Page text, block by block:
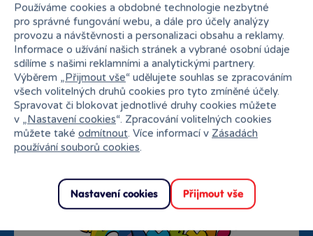
Doprava zdarma od
1500 Kč
Rezervace na prodejně
zdarma
Používáme cookies a obdobné technologie nezbytné
pro správné fungování webu, a dále pro účely analýzy
provozu a návštěvnosti a personalizaci obsahu a reklamy.
Informace o užívání našich stránek a vybrané osobní údaje
sdílíme s našimi reklamními a analytickými partnery.
Výběrem „Přijmout vše“ udělujete souhlas se zpracováním
všech volitelných druhů cookies pro tyto zmíněné účely.
Spravovat či blokovat jednotlivé druhy cookies můžete
v „Nastavení cookies“. Zpracování volitelných cookies
můžete také odmítnout. Více informací v Zásadách
používání souborů cookies.
Nastavení cookies Přijmout vše